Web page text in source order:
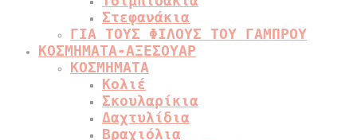
Στεφανάκια
ΓΙΑ ΤΟΥΣ ΦΙΛΟΥΣ ΤΟΥ ΓΑΜΠΡΟΥ
ΚΟΣΜΗΜΑΤΑ-ΑΞΕΣΟΥΑΡ
ΚΟΣΜΗΜΑΤΑ
Κολιέ
Σκουλαρίκια
Δαχτυλίδια
Βραχιόλια